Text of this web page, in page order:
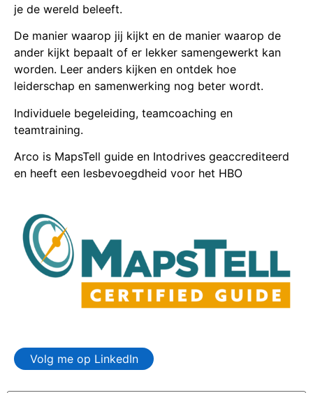
je de wereld beleeft.
De manier waarop jij kijkt en de manier waarop de
ander kijkt bepaalt of er lekker samengewerkt kan
worden. Leer anders kijken en ontdek hoe
leiderschap en samenwerking nog beter wordt.
Individuele begeleiding, teamcoaching en
teamtraining.
Arco is MapsTell guide en Intodrives geaccrediteerd
en heeft een lesbevoegdheid voor het HBO
Volg me op LinkedIn